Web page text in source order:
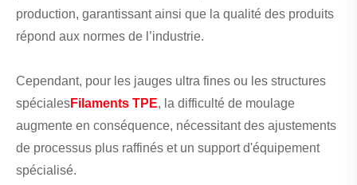
production, garantissant ainsi que la qualité des produits
répond aux normes de l’industrie.
Cependant, pour les jauges ultra fines ou les structures
spécialesFilaments TPE, la difficulté de moulage
augmente en conséquence, nécessitant des ajustements
de processus plus raffinés et un support d'équipement
spécialisé.